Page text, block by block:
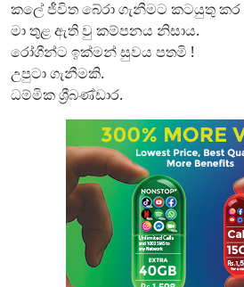
කලේ ජීවිත බේරා ගැනීමට කටයුතු
මා තුළ ඇති වු කම්පනය නිසාය.
රෝගීන්ට ඉක්මන් සුවය පතමි !
උපුටා ගැනීමකි.
ධම්මික ශ්‍රීබණ්ඩාර.